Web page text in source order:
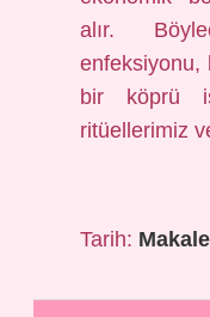
alır.
enfeksiyonu,
bir köprü
ritüellerimiz
Tarih: